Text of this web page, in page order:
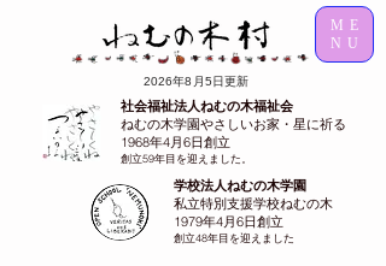
2026年8月5日更新
学校法人ねむの木学園
私立特別支援学校ねむの木
1979年4月6日創立
創立48年目を迎えました
社会福祉法人ねむの木福祉会
ねむの木学園やさしいお家・星に祈る
1968年4月6日創立
創立59年目を迎えました。
ME
NU